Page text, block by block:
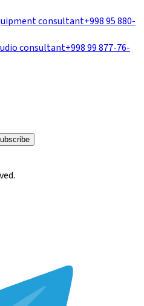
consultant+998 95 880-
consultant+998 99 877-76-
.